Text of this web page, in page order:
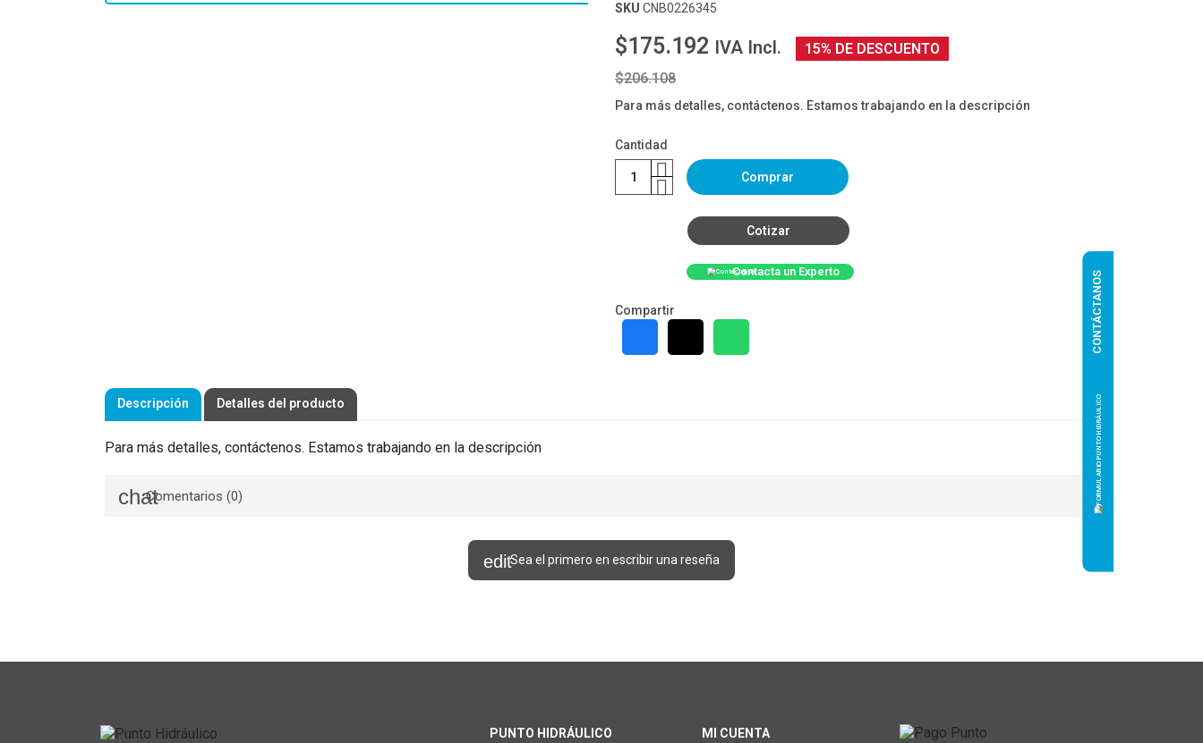
SKU CNB0226345
$175.192 IVA Incl.
15% DE DESCUENTO
$206.108
Para más detalles, contáctenos. Estamos trabajando en la descripción
Cantidad
Comprar
Cotizar
Contacta un Experto
Compartir
Descripción Detalles del producto
Para más detalles, contáctenos. Estamos trabajando en la descripción
Comentarios (0)
Sea el primero en escribir una reseña
PUNTO HIDRÁULICO MI CUENTA
CONTÁCTANOS